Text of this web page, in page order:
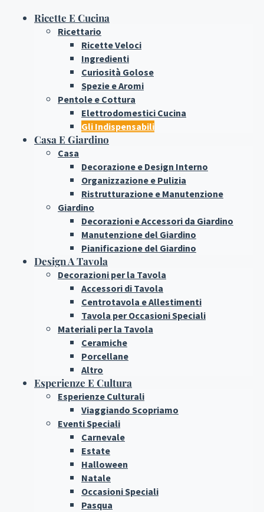
Ricette E Cucina
Ricettario
Ricette Veloci
Ingredienti
Curiosità Golose
Spezie e Aromi
Pentole e Cottura
Elettrodomestici Cucina
Gli Indispensabili
Casa E Giardino
Casa
Decorazione e Design Interno
Organizzazione e Pulizia
Ristrutturazione e Manutenzione
Giardino
Decorazioni e Accessori da Giardino
Manutenzione del Giardino
Pianificazione del Giardino
Design A Tavola
Decorazioni per la Tavola
Accessori di Tavola
Centrotavola e Allestimenti
Tavola per Occasioni Speciali
Materiali per la Tavola
Ceramiche
Porcellane
Altro
Esperienze E Cultura
Esperienze Culturali
Viaggiando Scopriamo
Eventi Speciali
Carnevale
Estate
Halloween
Natale
Occasioni Speciali
Pasqua